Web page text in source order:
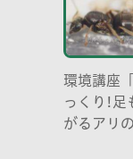
環境講座
っくり!足
がるアリ